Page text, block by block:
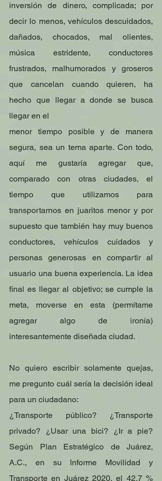
inversión de dinero, complicada; por
decir lo menos, vehículos descuidados,
dañados, chocados, mal olientes,
música estridente, conductores
frustrados, malhumorados y groseros
que cancelan cuando quieren, ha
hecho que llegar a donde se busca
llegar en el
menor tiempo posible y de manera
segura, sea un tema aparte. Con todo,
aquí me gustaría agregar que,
comparado con otras ciudades, el
tiempo que utilizamos para
transportarnos en juaritos menor y por
supuesto que también hay muy buenos
conductores, vehículos cuidados y
personas generosas en compartir al
usuario una buena experiencia. La idea
final es llegar al objetivo; se cumple la
meta, moverse en esta (permítame
agregar algo de ironía)
interesantemente diseñada ciudad.
No quiero escribir solamente quejas,
me pregunto cuál sería la decisión ideal
para un ciudadano:
¿Transporte público? ¿Transporte
privado? ¿Usar una bici? ¿Ir a pie?
Según Plan Estratégico de Juárez,
A.C., en su Informe Movilidad y
Transporte en Juárez 2020, el 42.7 %